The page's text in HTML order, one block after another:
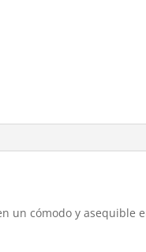
un cómodo y